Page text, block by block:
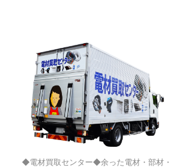
◆電材買取センター◆余った電材・部材・